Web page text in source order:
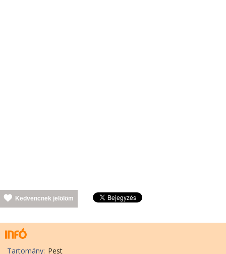
Kedvencnek jelölöm
Tartomány: Pest